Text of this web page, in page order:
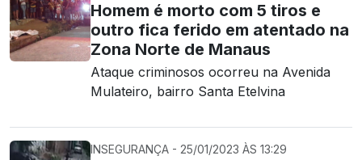
Homem é morto com 5 tiros e
outro fica ferido em atentado na
Zona Norte de Manaus
Ataque criminosos ocorreu na Avenida
Mulateiro, bairro Santa Etelvina
INSEGURANÇA - 25/01/2023 ÀS 13:29